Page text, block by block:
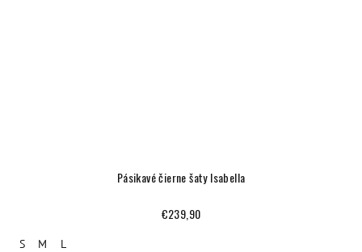
Pásikavé čierne šaty Isabella
€239,90
S M L